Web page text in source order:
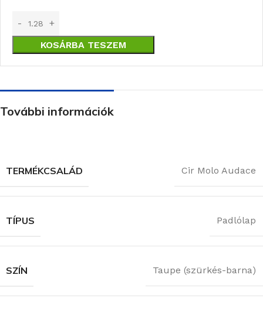
KOSÁRBA TESZEM
További információk
TERMÉKCSALÁD Cir Molo Audace
TÍPUS Padlólap
SZÍN Taupe (szürkés-barna)